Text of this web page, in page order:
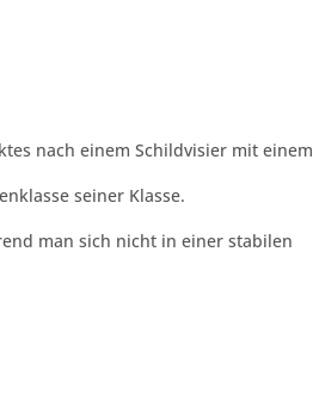
nach einem Schildvisier mit einem
seiner Klasse.
man sich nicht in einer stabilen